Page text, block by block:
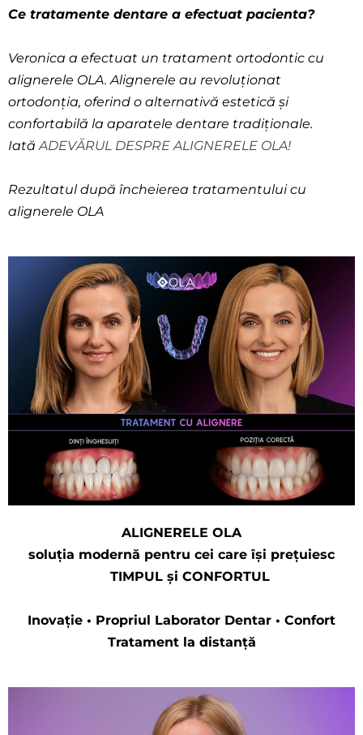
Ce tratamente dentare a efectuat pacienta?
Veronica a efectuat un tratament ortodontic cu
alignerele OLA. Alignerele au revoluționat
ortodonția, oferind o alternativă estetică și
confortabilă la aparatele dentare tradiționale.
IatăADEVĂRUL DESPRE ALIGNERELE OLA!
Rezultatul după încheierea tratamentului cu
alignerele OLA
ALIGNERELE OLA
soluția modernă pentru cei care își prețuiesc
TIMPUL și CONFORTUL
Inovație • Propriul Laborator Dentar • Confort
Tratament la distanță